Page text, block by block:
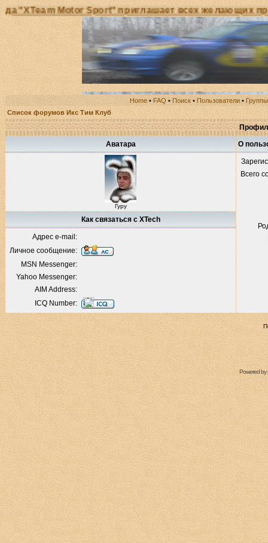
Motor Sport" приглашает всех желающих
Home • FAQ • Поиск • Пользователи • Группы
Список форумов Икс Тим Клуб
Аватара
О
Гуру
Всего
Как связаться с XTech
Адрес e-mail:
Личное сообщение:
MSN Messenger:
Yahoo Messenger:
AIM Address:
ICQ Number:
Powered by